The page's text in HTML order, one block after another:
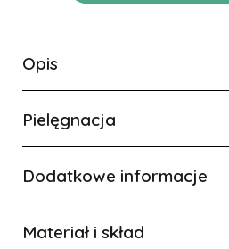
Opis
Pielęgnacja
Dodatkowe informacje
Materiał i skład